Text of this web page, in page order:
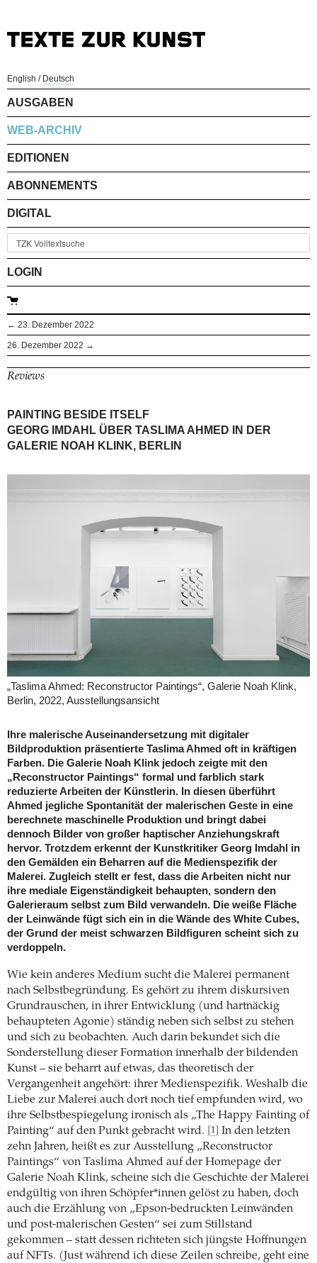
English / Deutsch
AUSGABEN
WEB-ARCHIV
EDITIONEN
ABONNEMENTS
DIGITAL
LOGIN
← 23. Dezember 2022
26. Dezember 2022 →
Reviews
PAINTING BESIDE ITSELF
GEORG IMDAHL ÜBER TASLIMA AHMED IN DER
GALERIE NOAH KLINK, BERLIN
„Taslima Ahmed: Reconstructor Paintings“, Galerie Noah Klink,
Berlin, 2022, Ausstellungsansicht
Ihre malerische Auseinandersetzung mit digitaler
Bildproduktion präsentierte Taslima Ahmed oft in kräftigen
Farben. Die Galerie Noah Klink jedoch zeigte mit den
„Reconstructor Paintings“ formal und farblich stark
reduzierte Arbeiten der Künstlerin. In diesen überführt
Ahmed jegliche Spontanität der malerischen Geste in eine
berechnete maschinelle Produktion und bringt dabei
dennoch Bilder von großer haptischer Anziehungskraft
hervor. Trotzdem erkennt der Kunstkritiker Georg Imdahl in
den Gemälden ein Beharren auf die Medienspezifik der
Malerei. Zugleich stellt er fest, dass die Arbeiten nicht nur
ihre mediale Eigenständigkeit behaupten, sondern den
Galerieraum selbst zum Bild verwandeln. Die weiße Fläche
der Leinwände fügt sich ein in die Wände des White Cubes,
der Grund der meist schwarzen Bildfiguren scheint sich zu
verdoppeln.
Wie kein anderes Medium sucht die Malerei permanent
nach Selbstbegründung. Es gehört zu ihrem diskursiven
Grundrauschen, in ihrer Entwicklung (und hartnäckig
behaupteten Agonie) ständig neben sich selbst zu stehen
und sich zu beobachten. Auch darin bekundet sich die
Sonderstellung dieser Formation innerhalb der bildenden
Kunst – sie beharrt auf etwas, das theoretisch der
Vergangenheit angehört: ihrer Medienspezifik. Weshalb die
Liebe zur Malerei auch dort noch tief empfunden wird, wo
ihre Selbstbespiegelung ironisch als „The Happy Fainting of
Painting“ auf den Punkt gebracht wird.
[1]
In den letzten
zehn Jahren, heißt es zur Ausstellung „Reconstructor
Paintings“ von Taslima Ahmed auf der Homepage der
Galerie Noah Klink, scheine sich die Geschichte der Malerei
endgültig von ihren Schöpfer*innen gelöst zu haben, doch
auch die Erzählung von „Epson-bedruckten Leinwänden
und post-malerischen Gesten“ sei zum Stillstand
gekommen – statt dessen richteten sich jüngste Hoffnungen
auf NFTs. (Just während ich diese Zeilen schreibe, geht eine